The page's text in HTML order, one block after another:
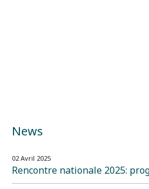
News
02 Avril 2025
Rencontre nationale 2025: